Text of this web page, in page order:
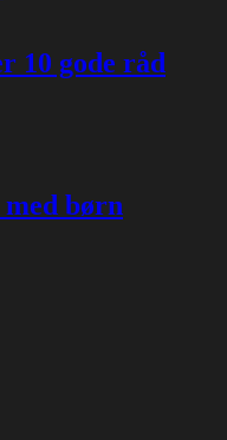
10 gode råd
børn